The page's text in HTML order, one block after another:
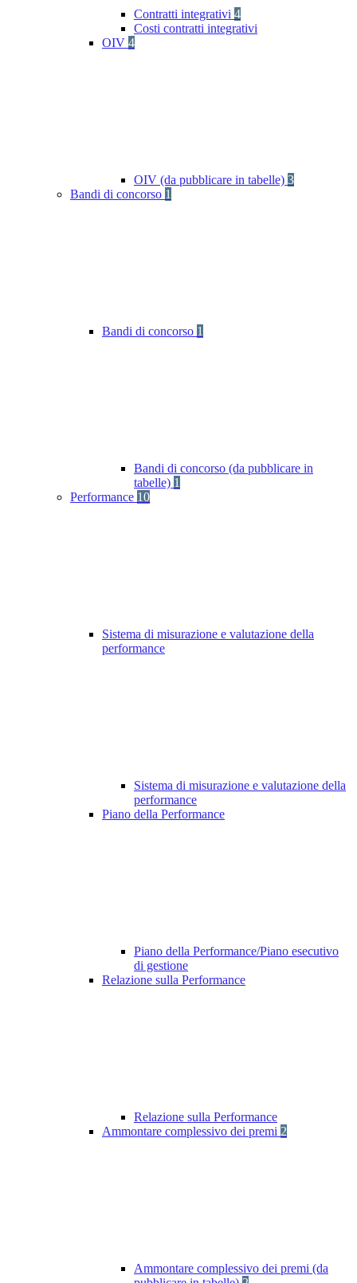
Contratti integrativi 4
Costi contratti integrativi
OIV 4
OIV (da pubblicare in tabelle) 3
Bandi di concorso 1
Bandi di concorso 1
Bandi di concorso (da pubblicare in
tabelle) 1
Performance 10
Sistema di misurazione e valutazione della
performance
Sistema di misurazione e valutazione della
performance
Piano della Performance
Piano della Performance/Piano esecutivo
di gestione
Relazione sulla Performance
Relazione sulla Performance
Ammontare complessivo dei premi 2
Ammontare complessivo dei premi (da